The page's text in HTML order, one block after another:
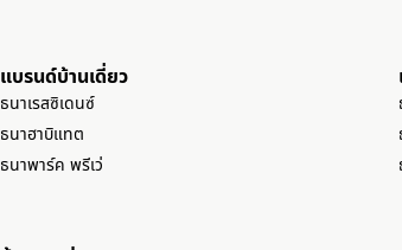
แบรนด์บ้านเดี่ยว
ธนาเรสซิเดนซ์
ธนาฮาบิแทต
ธนาพาร์ค พรีเว่